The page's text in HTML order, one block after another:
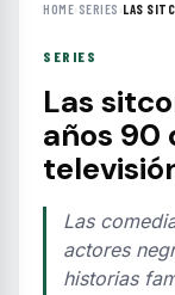
HOME› SERIES ›LAS
SERIES
Las
años 90
Las
actores
historias